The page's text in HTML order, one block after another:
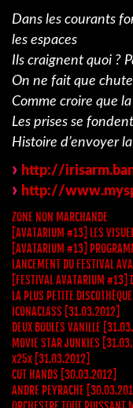
Dans les courants
les espaces
Ils craignent quoi ?
On ne fait que
Comme croire que
Les prises se
Histoire d’envoyer
http://
http://
ZONE NON MARCHANDE
[AVATARIUM #13] LES
[AVATARIUM #13]
LANCEMENT DU FESTIVAL
[FESTIVAL AVATARIUM #13]
LA PLUS PETITE
ICONACLASS [31.03.2012]
DEUX BOULES VANILLE
MOVIE STAR JUNKIES
x25x [31.03.2012]
CUT HANDS [30.03.2012]
ANDRE PEYRACHE